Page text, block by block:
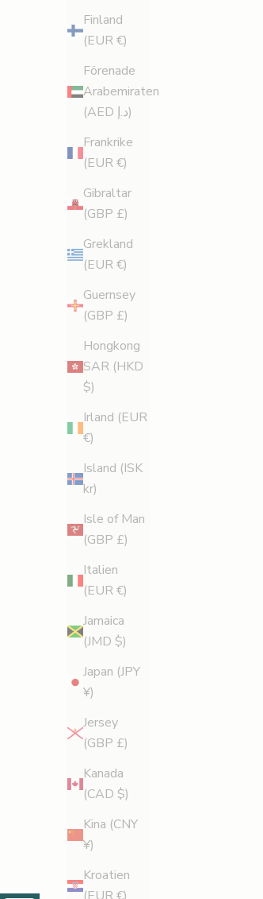
Finland
(EUR €)
Förenade
Arabemiraten
(AED د.إ)
Frankrike
(EUR €)
Gibraltar
(GBP £)
Grekland
(EUR €)
Guernsey
(GBP £)
Hongkong
SAR (HKD
$)
Irland (EUR
€)
Island (ISK
kr)
Isle of Man
(GBP £)
Italien
(EUR €)
Jamaica
(JMD $)
Japan (JPY
¥)
Jersey
(GBP £)
Kanada
(CAD $)
Kina (CNY
¥)
Kroatien